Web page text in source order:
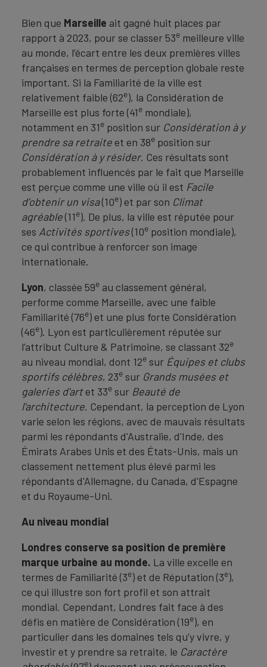
Bien que Marseille ait gagné huit places par
rapport à 2023, pour se classer 53e meilleure ville
au monde, l’écart entre les deux premières villes
françaises en termes de perception globale reste
important. Si la Familiarité de la ville est
relativement faible (62e), la Considération de
Marseille est plus forte (41e mondiale),
notamment en 31e position sur Considération à y
prendre sa retraite et en 38e position sur
Considération à y résider. Ces résultats sont
probablement influencés par le fait que Marseille
est perçue comme une ville où il est Facile
d’obtenir un visa(10e) et par son Climat
agréable(11e). De plus, la ville est réputée pour
ses Activités sportives(10e position mondiale),
ce qui contribue à renforcer son image
internationale.
Lyon, classée 59e au classement général,
performe comme Marseille, avec une faible
Familiarité (76e) et une plus forte Considération
(46e). Lyon est particulièrement réputée sur
l’attribut Culture & Patrimoine, se classant 32e
au niveau mondial, dont 12e sur Équipes et clubs
sportifs célèbres, 23e sur Grands musées et
galeries d'artet 33e sur Beauté de
l'architecture. Cependant, la perception de Lyon
varie selon les régions, avec de mauvais résultats
parmi les répondants d'Australie, d'Inde, des
Émirats Arabes Unis et des États-Unis, mais un
classement nettement plus élevé parmi les
répondants d'Allemagne, du Canada, d'Espagne
et du Royaume-Uni.
Au niveau mondial
Londres conserve sa position de première
marque urbaine au monde. La ville excelle en
termes de Familiarité (3e) et de Réputation (3e),
ce qui illustre son fort profil et son attrait
mondial. Cependant, Londres fait face à des
défis en matière de Considération (19e), en
particulier dans les domaines tels qu’y vivre, y
investir et y prendre sa retraite, le Caractère
e